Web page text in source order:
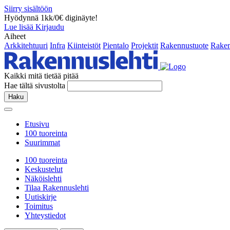
Siirry sisältöön
Hyödynnä 1kk/0€ diginäyte!
Lue lisää Kirjaudu
Aiheet
Arkkitehtuuri Infra Kiinteistöt Pientalo Projektit Rakennustuote
Kaikki mitä tietää pitää
Hae tältä sivustolta
Haku
Etusivu
100 tuoreinta
Suurimmat
100 tuoreinta
Keskustelut
Näköislehti
Tilaa Rakennuslehti
Uutiskirje
Toimitus
Yhteystiedot